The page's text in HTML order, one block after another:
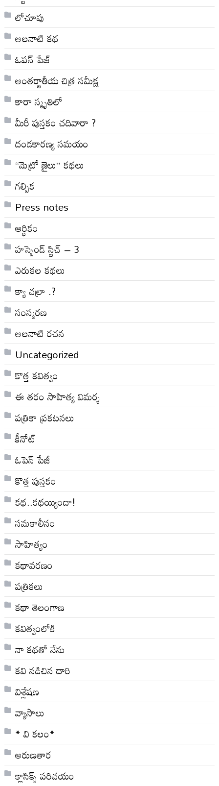
లోచూపు
అల‌నాటి క‌థ‌
ఓపన్ పేజ్
అంతర్జాతీయ చిత్ర సమీక్ష
కారా స్మృతిలో
మీరీ పుస్తకం చదివారా ?
దండకారణ్య సమయం
“మెట్రో జైలు” కథలు
గల్పిక
Press notes
ఆర్ధికం
హస్బెండ్ స్టిచ్ – 3
ఎరుకల కథలు
క్యా చల్రా .?
సంస్మరణ
అలనాటి రచన
Uncategorized
కొత్త కవిత్వం
ఈ తరం సాహిత్య విమర్శ
పత్రికా ప్రకటనలు
కీనోట్
ఓపెన్ పేజీ
కొత్త పుస్తకం
కథ..కథయ్యిందా!
సమకాలీనం
సాహిత్యం
కథావరణం
పత్రికలు
కథా తెలంగాణ
కవిత్వంలోకి
నా క‌థ‌తో నేను
కవి నడిచిన దారి
విశ్లేషణ
వ్యాసాలు
* వి క‌లం*
అరుణతార
క్లాసిక్స్ ప‌రిచ‌యం